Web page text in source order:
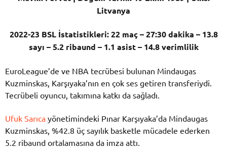
Litvanya
2022-23 BSL İstatistikleri: 22 maç – 27:30 dakika – 13.8
sayı – 5.2 ribaund – 1.1 asist – 14.8 verimlilik
EuroLeague’de ve NBA tecrübesi bulunan Mindaugas
Kuzminskas, Karşıyaka’nın en çok ses getiren transferiydi.
Tecrübeli oyuncu, takımına katkı da sağladı.
Ufuk Sarıca yönetimindeki Pınar Karşıyaka’da Mindaugas
Kuzminskas, %42.8 üç sayılık basketle mücadele ederken
5.2 ribaund ortalamasına da imza attı.